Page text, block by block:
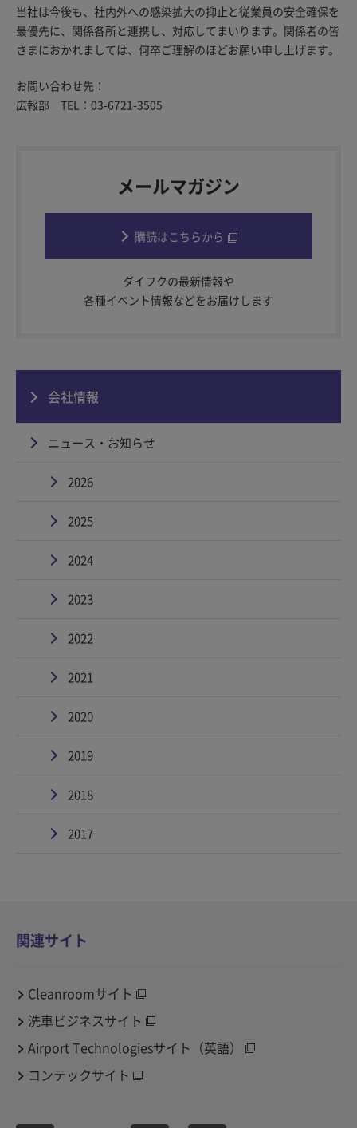
当社は今後も、社内外への感染拡大の抑止と従業員の安全確保を
最優先に、関係各所と連携し、対応してまいります。関係者の皆
さまにおかれましては、何卒ご理解のほどお願い申し上げます。
お問い合わせ先：
広報部 TEL：03-6721-3505
メールマガジン
購読はこちらから
ダイフクの最新情報や
各種イベント情報などをお届けします
会社情報
ニュース・お知らせ
2026
2025
2024
2023
2022
2021
2020
2019
2018
2017
関連サイト
Cleanroomサイト
洗車ビジネスサイト
Airport Technologiesサイト（英語）
コンテックサイト